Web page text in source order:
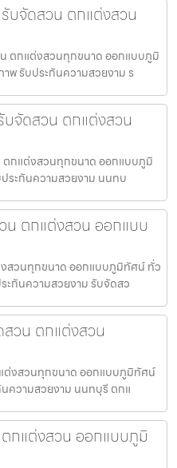
บจัดสวน ตกแต่งสวน
ตกแต่งสวนทุกขนาด ออกแบบภูมิ
พ รับประกันความสวยงาม ร
บจัดสวน ตกแต่งสวน
ตกแต่งสวนทุกขนาด ออกแบบภูมิ
ระกันความสวยงาม นนทบ
ตกแต่งสวน ออกแบบ
สวนทุกขนาด ออกแบบภูมิทัศน์ ทั่ว
ะกันความสวยงาม รับจัดสว
วน ตกแต่งสวน
ต่งสวนทุกขนาด ออกแบบภูมิทัศน์
ความสวยงาม นนทบุรี ตกแ
กแต่งสวน ออกแบบภูมิ